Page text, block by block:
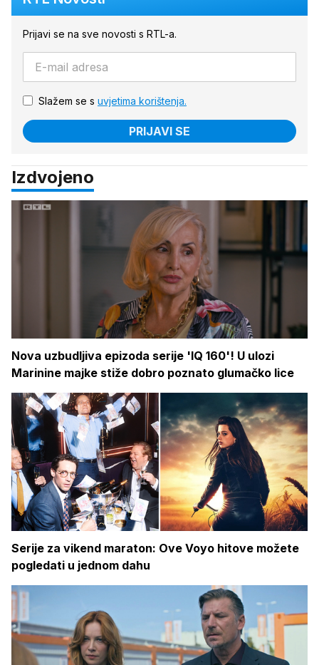
Prijavi se na sve novosti s RTL-a.
Slažem se s uvjetima korištenja.
PRIJAVI SE
Izdvojeno
Nova uzbudljiva epizoda serije 'IQ 160'! U ulozi
Marinine majke stiže dobro poznato glumačko lice
Serije za vikend maraton: Ove Voyo hitove možete
pogledati u jednom dahu